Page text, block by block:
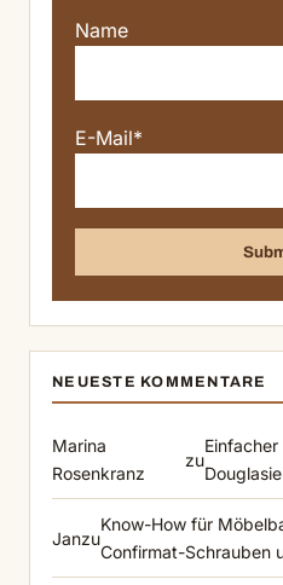
Name
E-Mail*
NEUESTE KOMMENTARE
Marina
Rosenkranz
zu
Janzu
Know-How für
Confirmat-Schrauben